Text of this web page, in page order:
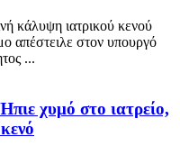
κάλυψη ιατρικού κενού
απέστειλε στον υπουργό
...
χυμό στο ιατρείο,